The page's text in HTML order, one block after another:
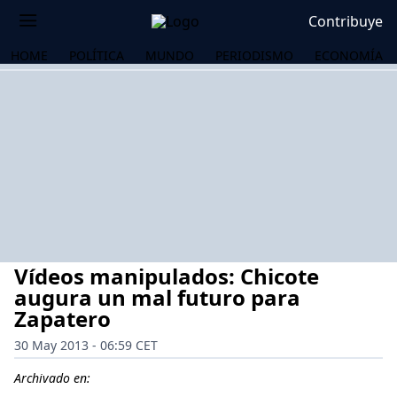
Contribuye
HOME POLÍTICA MUNDO PERIODISMO ECONOMÍA
Vídeos manipulados: Chicote
augura un mal futuro para
Zapatero
30 May 2013 - 06:59 CET
Archivado en: